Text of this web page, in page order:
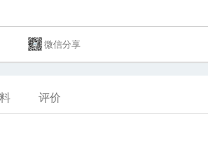
微信分享
评价